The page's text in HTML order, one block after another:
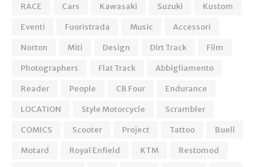
RACE
Cars Kawasaki Suzuki
Kustom
Eventi
Fuoristrada Music
Accessori
Norton
Miti Design Dirt Track
Film
Photographers
Flat Track
Abbigliamento
Reader
People CB Four
Endurance
LOCATION
Style Motorcycle
Scrambler
COMICS
Scooter Project Tattoo
Buell
Motard
Royal Enfield KTM
Restomod